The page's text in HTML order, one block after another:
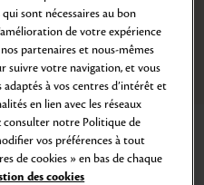
Zoom
Aller
au
5
Aller
au
slide
6
Aller
au
7
Aller
au
8
Soin Hydratant
RENFORCÉE
sont nécessaires au bon
de votre expérience
partenaires et nous-mêmes
suivre votre navigation, et vous
à vos centres d’intérêt et
en lien avec les réseaux
consulter notre Politique de
vos préférences à tout
de cookies » en bas de chaque
des cookies